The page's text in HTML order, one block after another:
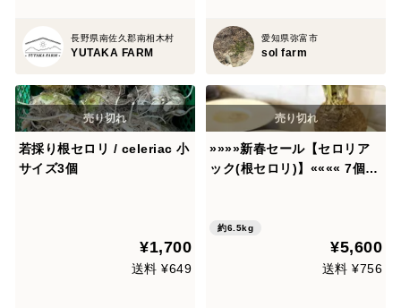
長野県南佐久郡南相木村
YUTAKA FARM
愛知県弥富市
sol farm
若採り根セロリ / celeriac 小
サイズ3個
¥1,700
送料 ¥649
»»»»新春セール【セロリア
ック(根セロリ)】«««« 7個〜
約6.5kg
¥5,600
送料 ¥756